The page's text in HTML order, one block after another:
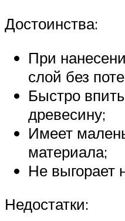
Достоинства:
При
слой без
Быстро
древесину;
Имеет
материала;
Не выгорает
Недостатки: